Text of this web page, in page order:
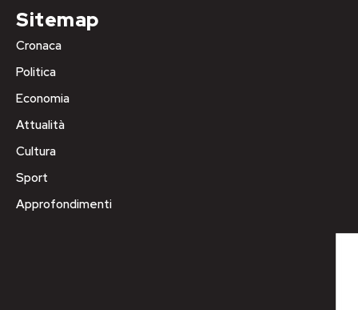
Sitemap
Cronaca
Politica
Economia
Attualità
Cultura
Sport
Approfondimenti